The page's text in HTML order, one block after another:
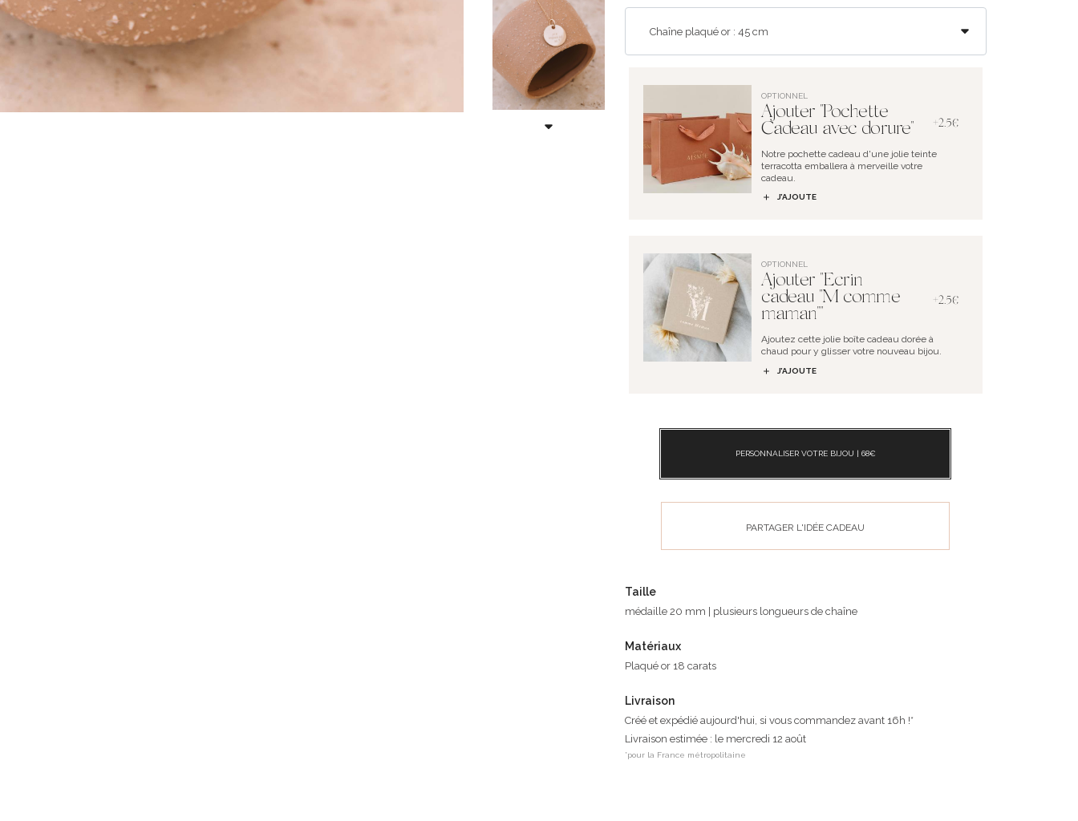
OPTIONNEL
Ajouter "Pochette
Cadeau avec dorure"
+2.5€
Notre pochette cadeau d'une jolie teinte
terracotta emballera à merveille votre
cadeau.
J’AJOUTE
OPTIONNEL
Ajouter "Ecrin
cadeau "M comme
maman""
+2.5€
Ajoutez cette jolie boîte cadeau dorée à
chaud pour y glisser votre nouveau bijou.
J’AJOUTE
PERSONNALISER VOTRE BIJOU | 68€
PARTAGER L'IDÉE CADEAU
Taille
médaille 20 mm | plusieurs longueurs de chaîne
Matériaux
Plaqué or 18 carats
Livraison
Créé et expédié aujourd'hui, si vous commandez avant 16h !*
Livraison estimée : le mercredi 12 août
*pour la France métropolitaine